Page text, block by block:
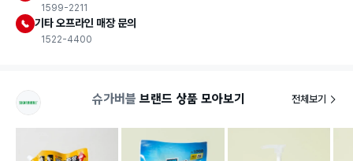
1599-2211
기타 오프라인 매장 문의
1522-4400
슈가버블 브랜드 상품 모아보기 전체보기